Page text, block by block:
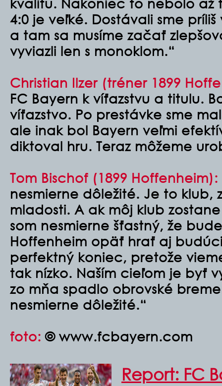
4:0 je veľké. Dostávali sme
a tam sa musíme začať
vyviazli len s monoklom.“
Christian Ilzer (tréner 1899
FC Bayern k víťazstvu a titulu.
víťazstvo. Po prestávke sme
ale inak bol Bayern veľmi
diktoval hru. Teraz môžeme
Tom Bischof (1899 Hoffenheim):
nesmierne dôležité. Je to klub,
mladosti. A ak môj klub
som nesmierne šťastný, že
Hoffenheim opäť hrať aj
perfektný koniec, pretože
tak nízko. Naším cieľom je byť
zo mňa spadlo obrovské
nesmierne dôležité.“
foto:© www.fcbayern.com
Report: FC